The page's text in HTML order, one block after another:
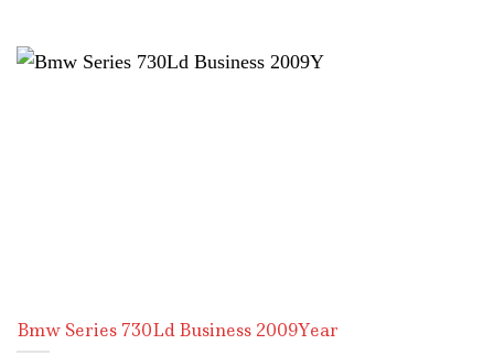
Bmw Series 730Ld Business 2009Year